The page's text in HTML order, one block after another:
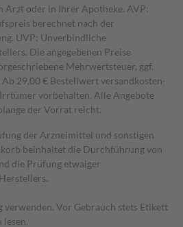
Arzt oder in Ihrer Apotheke. AVP:
berechnet nach der
UVP: Unverbindliche
Die angegebenen Preise
Mehrwertsteuer, ggf.
Ab 29,00 € Bestell­wert versand­kosten­
vorbehalten. Alle Angebote
der Vorrat reicht.
der Arzneimittel und sonstigen
beinhaltet die Durchführung von
die Prüfung etwaiger
verwenden. Vor Gebrauch stets Etikett